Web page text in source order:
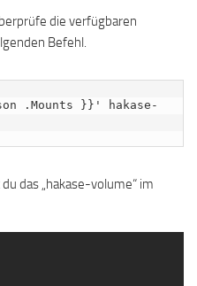
die verfügbaren
Befehl.
.Mounts }}' hakase-
das „hakase-volume“ im